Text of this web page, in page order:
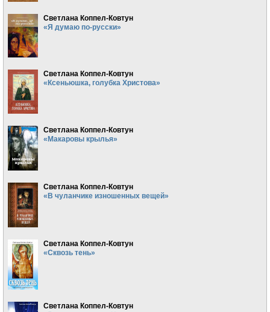
Светлана Коппел-Ковтун
«Я думаю по-русски»
Светлана Коппел-Ковтун
«Ксеньюшка, голубка Христова»
Светлана Коппел-Ковтун
«Макаровы крылья»
Светлана Коппел-Ковтун
«В чуланчике изношенных вещей»
Светлана Коппел-Ковтун
«Сквозь тень»
Светлана Коппел-Ковтун